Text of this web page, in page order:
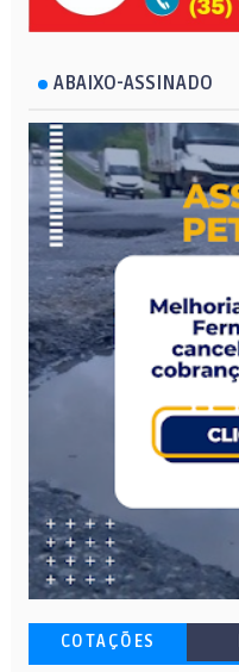
ABAIXO-ASSINADO
COTAÇÕES